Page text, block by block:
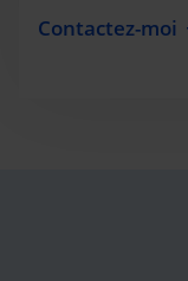
Contactez-moi